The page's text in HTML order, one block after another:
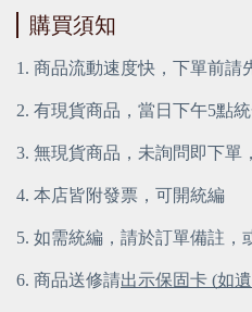
購買須知
1. 商品流動速度快，下單前請
2. 有現貨商品，當日下午5點
3. 無現貨商品，未詢問即下單
4. 本店皆附發票，可開統編
5. 如需統編，請於訂單備註，
6. 商品送修請出示保固卡 (如